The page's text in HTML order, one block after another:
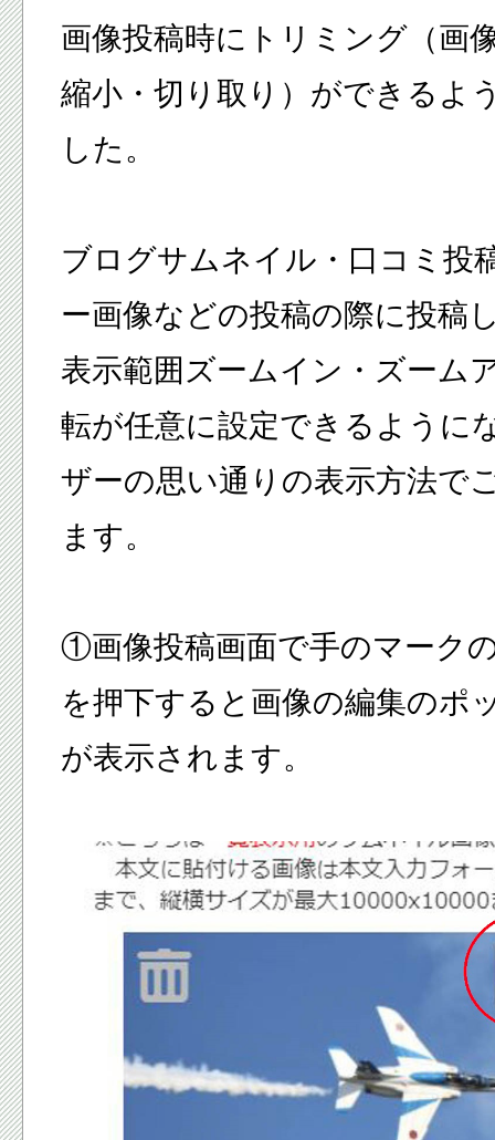
画像投稿時にトリミング（画
縮小・切り取り）ができるよ
した。
ブログサムネイル・口コミ投
ー画像などの投稿の際に投稿
表示範囲ズームイン・ズーム
転が任意に設定できるように
ザーの思い通りの表示方法で
ます。
①画像投稿画面で手のマーク
を押下すると画像の編集のポ
が表示されます。